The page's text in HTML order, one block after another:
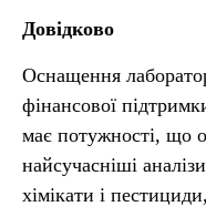
Довідково
Оснащення
фінансової
має потужності, що
найсучасніші
хімікати і